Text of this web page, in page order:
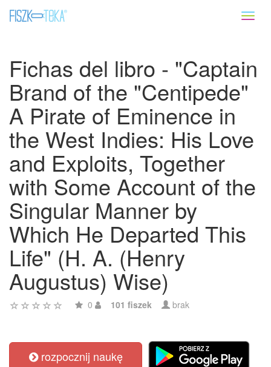
Fichas del libro - "Captain
Brand of the "Centipede"
A Pirate of Eminence in
the West Indies: His Love
and Exploits, Together
with Some Account of the
Singular Manner by
Which He Departed This
Life" (H. A. (Henry
Augustus) Wise)
0 101 fiszek brak
rozpocznij naukę